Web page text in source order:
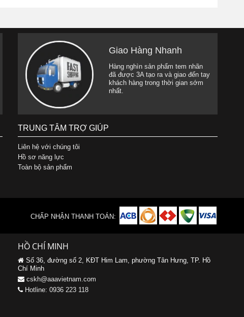
Giao Hàng Nhanh
Hàng nghìn sản phẩm tem nhãn
đã được 3A tạo ra và giao đến tay
khách hàng trong thời gian sớm
nhất.
TRUNG TÂM TRỢ GIÚP
Liên hệ với chúng tôi
Hồ sơ năng lực
Toàn bộ sản phẩm
CHẤP NHẬN THANH TOÁN:
HỒ CHÍ MINH
Số 36, đường số 2, KĐT Him Lam, phường Tân Hưng, TP. Hồ
Chí Minh
cskh@aaavietnam.com
Hotline: 0936 223 118